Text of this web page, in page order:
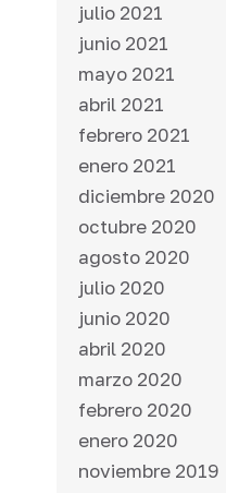
julio 2021
junio 2021
mayo 2021
abril 2021
febrero 2021
enero 2021
diciembre 2020
octubre 2020
agosto 2020
julio 2020
junio 2020
abril 2020
marzo 2020
febrero 2020
enero 2020
noviembre 2019